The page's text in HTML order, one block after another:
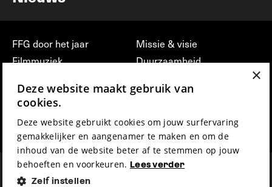
FFG door het jaar
Filmmuziek
Press & Industry
Film Fest Friends
Missie & visie
Duurzaamheid
vrijwilligerswerk bij FFG
Privacy & Disclaimer
×
Deze website maakt gebruik van
cookies.
Deze website gebruikt cookies om jouw surfervaring
gemakkelijker en aangenamer te maken en om de
inhoud van de website beter af te stemmen op jouw
behoeften en voorkeuren. Lees verder
Zelf instellen